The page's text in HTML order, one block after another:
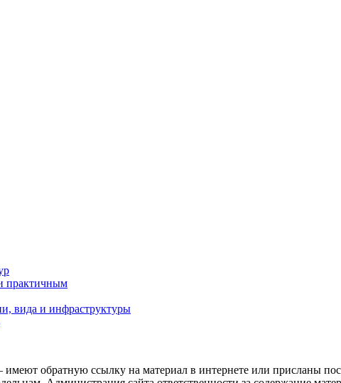
практичным
вида и инфраструктуры
обратную ссылку на материал в интернете или присланы